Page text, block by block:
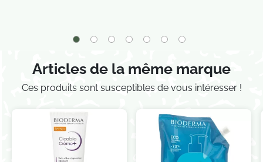
Articles de la même marque
Ces produits sont susceptibles de vous intéresser !